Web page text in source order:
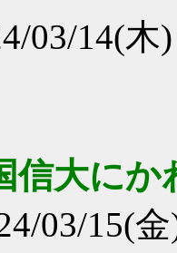
03/14(
信大に
03/15(